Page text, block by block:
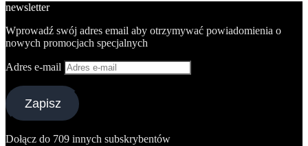
newsletter
Wprowadź swój adres email aby otrzymywać powiadomienia o
nowych promocjach specjalnych
Adres e-mail
Zapisz
Dołącz do 709 innych subskrybentów